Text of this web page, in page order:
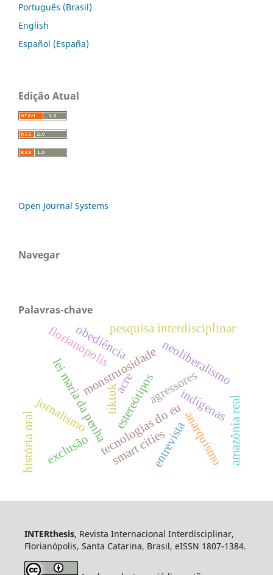
Português (Brasil)
English
Español (España)
Edição Atual
Open Journal Systems
Navegar
Palavras-chave
tecnologias do eu
estereótipos
monstruosidade
lei maria da penha agressores
smart cities
neoliberalismo
florianópolis
obediência
anarquismo
jornalismo indígenas
acre
amazônia real
pesquisa interdisciplinar
entrevista
história oral exclusão
tiktok
INTERthesis, Revista Internacional Interdisciplinar,
Florianópolis, Santa Catarina, Brasil, eISSN 1807-1384.